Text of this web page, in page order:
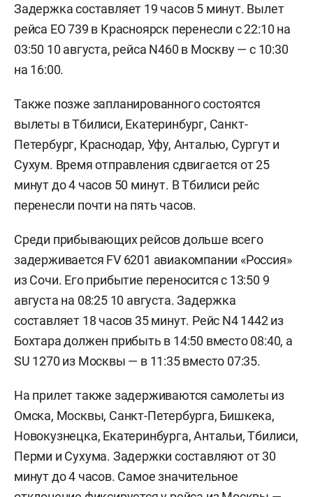
Задержка составляет 19 часов 5 минут. Вылет
рейса EO 739 в Красноярск перенесли с 22:10 на
03:50 10 августа, рейса N460 в Москву — с 10:30
на 16:00.
Также позже запланированного состоятся
вылеты в Тбилиси, Екатеринбург, Санкт-
Петербург, Краснодар, Уфу, Анталью, Сургут и
Сухум. Время отправления сдвигается от 25
минут до 4 часов 50 минут. В Тбилиси рейс
перенесли почти на пять часов.
Среди прибывающих рейсов дольше всего
задерживается FV 6201 авиакомпании «Россия»
из Сочи. Его прибытие переносится с 13:50 9
августа на 08:25 10 августа. Задержка
составляет 18 часов 35 минут. Рейс N4 1442 из
Бохтара должен прибыть в 14:50 вместо 08:40, а
SU 1270 из Москвы — в 11:35 вместо 07:35.
На прилет также задерживаются самолеты из
Омска, Москвы, Санкт-Петербурга, Бишкека,
Новокузнецка, Екатеринбурга, Антальи, Тбилиси,
Перми и Сухума. Задержки составляют от 30
минут до 4 часов. Самое значительное